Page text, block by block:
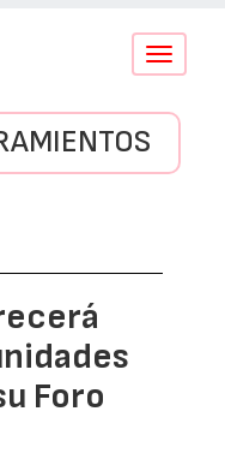
Conmutar
Foro